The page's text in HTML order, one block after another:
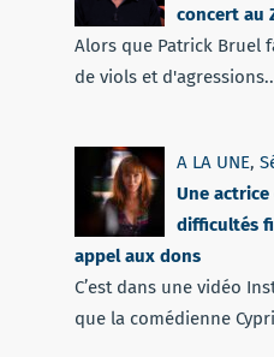
concert au
Alors que Patrick Bruel
de viols et
A LA UNE,
Une actrice
difficultés
appel aux dons
C’est dans une vidéo
que la comédienne